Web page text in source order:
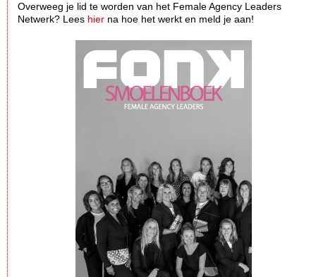
Overweeg je lid te worden van het Female Agency Leaders
Netwerk? Lees hier na hoe het werkt en meld je aan!